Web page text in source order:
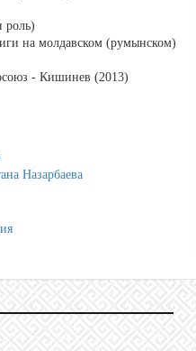
роль)
на молдавском (румынском)
- Кишинев (2013)
Назарбаева